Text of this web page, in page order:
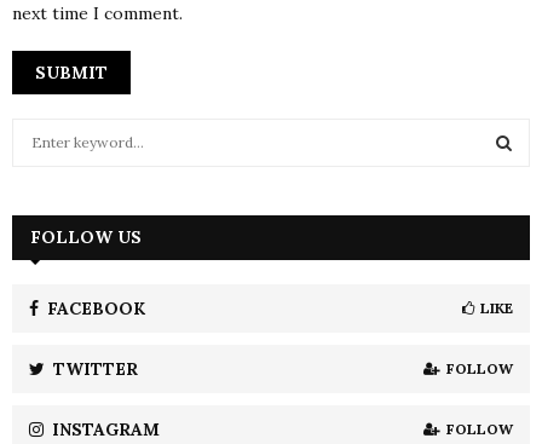
next time I comment.
h
H
FOLLOW US
FACEBOOK LIKE
TWITTER FOLLOW
INSTAGRAM FOLLOW